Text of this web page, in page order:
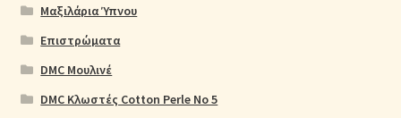
Μαξιλάρια Ύπνου
Επιστρώματα
DMC Μουλινέ
DMC Κλωστές Cotton Perle No 5